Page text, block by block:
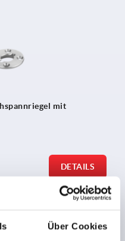
Über Cookies
mit
DETAILS